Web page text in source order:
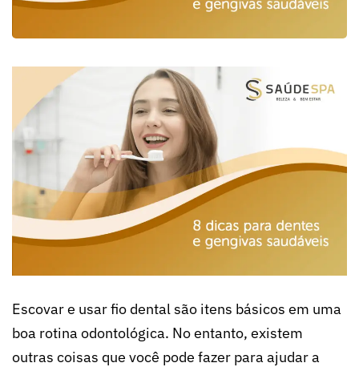
Escovar e usar fio dental são itens básicos em uma
boa rotina odontológica. No entanto, existem
outras coisas que você pode fazer para ajudar a